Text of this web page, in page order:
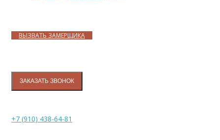
ВЫЗВАТЬ ЗАМЕРЩИКА
ЗАКАЗАТЬ ЗВОНОК
+7 (910) 438-64-81